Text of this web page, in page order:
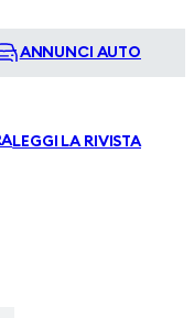
ANNUNCI AUTO
LEGGI LA RIVISTA